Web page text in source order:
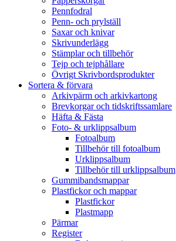
Pennfodral
Penn- och prylställ
Saxar och knivar
Skrivunderlägg
Stämplar och tillbehör
Tejp och tejphållare
Övrigt Skrivbordsprodukter
Sortera & förvara
Arkivpärm och arkivkartong
Brevkorgar och tidskriftssamlare
Häfta & Fästa
Foto- & urklippsalbum
Fotoalbum
Tillbehör till fotoalbum
Urklippsalbum
Tillbehör till urklippsalbum
Gummibandsmappar
Plastfickor och mappar
Plastfickor
Plastmapp
Pärmar
Register